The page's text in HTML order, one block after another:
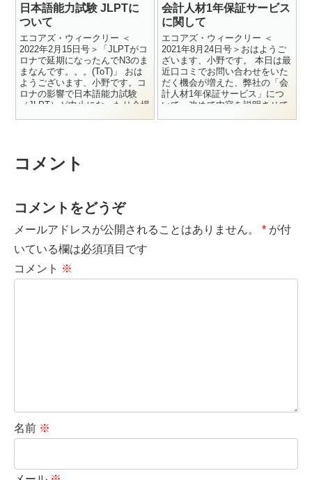
日本語能力試験 JLPTに
ついて
エコアズ・ウィークリー ＜
2022年2月15日号＞「JLPTがコ
ロナで延期になったんでN3のま
まなんです。。。(ToT)」 おは
ようございます、小野です。コ
ロナの影響で日本語能力試験
（JLPT）が中止になったり会場
会計人材1年保証サービス
に関して
エコアズ・ウィークリー ＜
2021年8月24日号＞おはようご
ざいます、小野です。 本日は最
近口コミでお問い合わせをいた
だく機会が増えた、弊社の「会
計人材1年保証サービス」につ
いて、改めて内容を説明させて
コメント
コメントをどうぞ
メールアドレスが公開されることはありません。 * が付
いている欄は必須項目です
コメント ※
名前 ※